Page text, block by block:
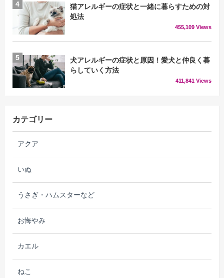
猫アレルギーの症状と一緒に暮らすための対
処法
455,109 Views
犬アレルギーの症状と原因！愛犬と仲良く暮
らしていく方法
411,841 Views
カテゴリー
アクア
いぬ
うさぎ・ハムスターなど
お悔やみ
カエル
ねこ